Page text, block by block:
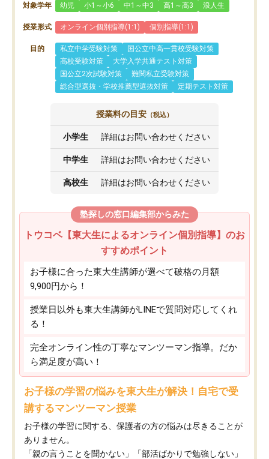
対象学年 幼児 小1～小6 中1～中3 高1～高3 浪人生
授業形式 オンライン個別指導(1:1) 個別指導(1:1)
目的 私立中学受験対策
国公立中高一貫校受験対策
高校受験対策
大学入学共通テスト対策
国公立2次試験対策
難関私立受験対策
総合型選抜・学校推薦型選抜対策
定期テスト対策
授業料の目安 （税込）
小学生 詳細はお問い合わせください
中学生 詳細はお問い合わせください
高校生 詳細はお問い合わせください
塾探しの窓口編集部からみた
トウコベ【東大生によるオンライン個別指導】のお
すすめポイント
お子様に合った東大生講師が選べて破格の月額
9,900円から！
授業日以外も東大生講師がLINEで質問対応してくれ
る！
完全オンライン性の丁寧なマンツーマン指導。だか
ら満足度が高い！
お子様の学習の悩みを東大生が解決！自宅で受
講するマンツーマン授業
お子様の学習に関する、保護者の方の悩みは尽きることが
ありません。
「親の言うことを聞かない」「部活ばかりで勉強しない」